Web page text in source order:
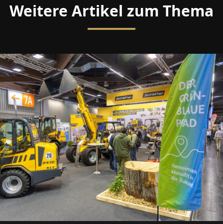
Weitere Artikel zum Thema